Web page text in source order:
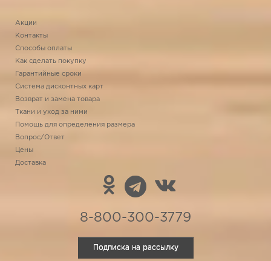
Акции
Контакты
Способы оплаты
Как сделать покупку
Гарантийные сроки
Система дисконтных карт
Возврат и замена товара
Ткани и уход за ними
Помощь для определения размера
Вопрос/Ответ
Цены
Доставка
8-800-300-3779
Подписка на рассылку